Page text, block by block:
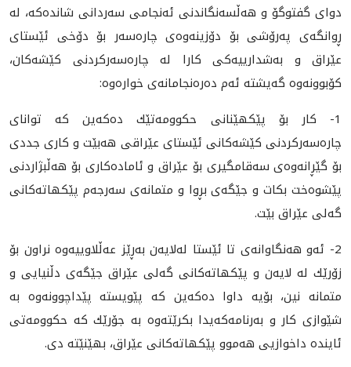
دواى گفتوگۆ و هه‌ڵسه‌نگاندنى ئه‌نجامى سه‌ردانى شانده‌كه‌، له‌
ڕوانگه‌ى په‌رۆشى بۆ دۆزينه‌وه‌ى چاره‌سه‌ر بۆ دۆخى ئێستاى
عێراق و به‌شدارييه‌كى كارا له‌ چاره‌سه‌ركردنى كێشه‌كان،
كۆبوونه‌وه‌ گه‌يشته‌ ئه‌م ده‌ره‌نجامانه‌ى خواره‌وه‌:
1- كار بۆ پێكهێنانى حكوومه‌تێك ده‌كه‌ين كه‌ تواناى
چاره‌سه‌ركردنى كێشه‌كانى ئێستاى عێراقى هه‌بێت و كارى جددى
بۆ گێڕانه‌وه‌ى سه‌قامگيرى بۆ عێراق و ئاماده‌كارى بۆ هه‌ڵبژاردنى
پێشوه‌خت بكات و جێگه‌ى بڕوا و متمانه‌ى سه‌رجه‌م پێكهاته‌كانى
گه‌لى عێراق بێت.
2- ئه‌و هه‌نگاوانه‌ى تا ئێستا له‌لايه‌ن به‌ڕێز عه‌ڵلاوييه‌وه‌ نراون بۆ
زۆرێك له لايه‌ن و پێكهاته‌كانى گه‌لى عێراق جێگه‌ى دڵنيايى و
متمانه‌ نين، بۆيه‌ داوا ده‌كه‌ين كه‌ پێويسته‌ پێداچوونه‌وه‌ به‌
شێوازى كار و به‌رنامه‌كه‌يدا بكرێته‌وه‌ به‌ جۆرێك كه‌ حكوومه‌تى
ئاينده‌ داخوازيى هه‌موو پێكهاته‌كانى عێراق، بهێنێته‌ دى.